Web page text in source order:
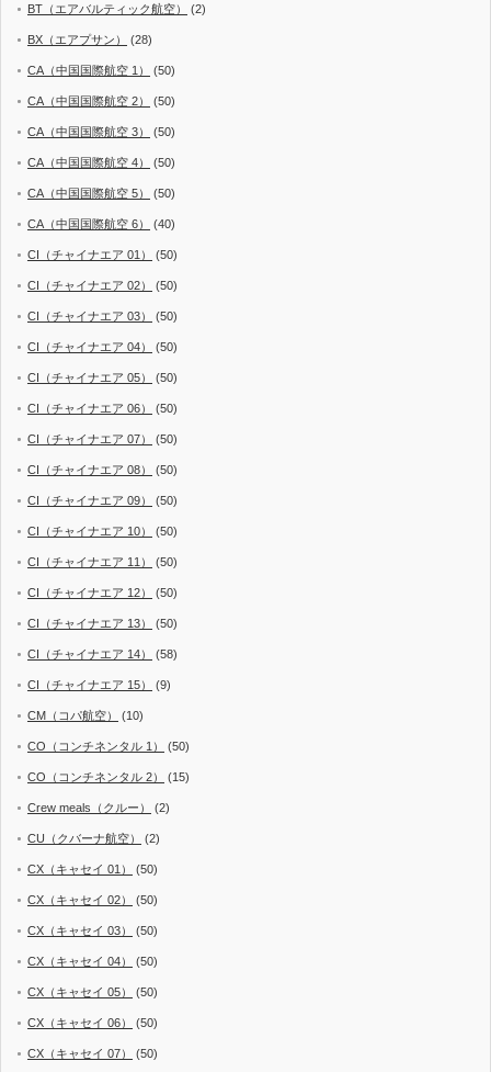
BT（エアバルティック航空） (2)
BX（エアプサン） (28)
CA（中国国際航空 1） (50)
CA（中国国際航空 2） (50)
CA（中国国際航空 3） (50)
CA（中国国際航空 4） (50)
CA（中国国際航空 5） (50)
CA（中国国際航空 6） (40)
CI（チャイナエア 01） (50)
CI（チャイナエア 02） (50)
CI（チャイナエア 03） (50)
CI（チャイナエア 04） (50)
CI（チャイナエア 05） (50)
CI（チャイナエア 06） (50)
CI（チャイナエア 07） (50)
CI（チャイナエア 08） (50)
CI（チャイナエア 09） (50)
CI（チャイナエア 10） (50)
CI（チャイナエア 11） (50)
CI（チャイナエア 12） (50)
CI（チャイナエア 13） (50)
CI（チャイナエア 14） (58)
CI（チャイナエア 15） (9)
CM（コパ航空） (10)
CO（コンチネンタル 1） (50)
CO（コンチネンタル 2） (15)
Crew meals（クルー） (2)
CU（クバーナ航空） (2)
CX（キャセイ 01） (50)
CX（キャセイ 02） (50)
CX（キャセイ 03） (50)
CX（キャセイ 04） (50)
CX（キャセイ 05） (50)
CX（キャセイ 06） (50)
CX（キャセイ 07） (50)